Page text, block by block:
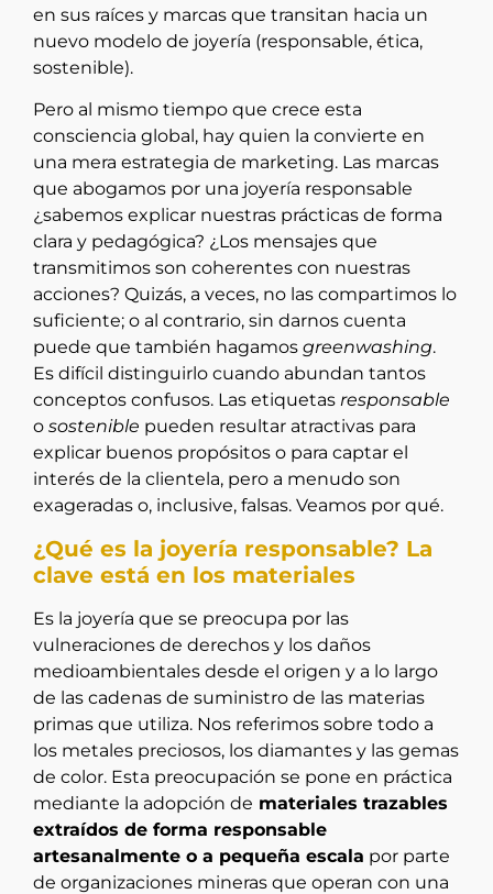
en sus raíces y marcas que transitan hacia un
nuevo modelo de joyería (responsable, ética,
sostenible).
Pero al mismo tiempo que crece esta
consciencia global, hay quien la convierte en
una mera estrategia de marketing. Las marcas
que abogamos por una joyería responsable
¿sabemos explicar nuestras prácticas de forma
clara y pedagógica? ¿Los mensajes que
transmitimos son coherentes con nuestras
acciones? Quizás, a veces, no las compartimos lo
suficiente; o al contrario, sin darnos cuenta
puede que también hagamos greenwashing.
Es difícil distinguirlo cuando abundan tantos
conceptos confusos. Las etiquetas responsable
o sostenible pueden resultar atractivas para
explicar buenos propósitos o para captar el
interés de la clientela, pero a menudo son
exageradas o, inclusive, falsas. Veamos por qué.
¿Qué es la joyería responsable? La
clave está en los materiales
Es la joyería que se preocupa por las
vulneraciones de derechos y los daños
medioambientales desde el origen y a lo largo
de las cadenas de suministro de las materias
primas que utiliza. Nos referimos sobre todo a
los metales preciosos, los diamantes y las gemas
de color. Esta preocupación se pone en práctica
mediante la adopción de materiales trazables
extraídos de forma responsable
artesanalmente o a pequeña escala por parte
de organizaciones mineras que operan con una